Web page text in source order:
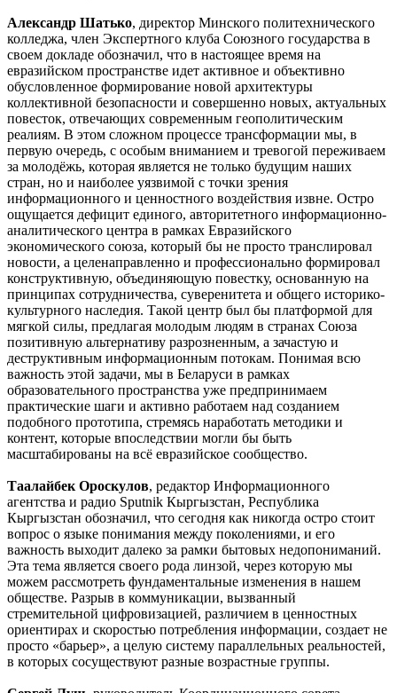
Александр Шатько, директор Минского политехнического
колледжа, член Экспертного клуба Союзного государства в
своем докладе обозначил, что в настоящее время на
евразийском пространстве идет активное и объективно
обусловленное формирование новой архитектуры
коллективной безопасности и совершенно новых, актуальных
повесток, отвечающих современным геополитическим
реалиям. В этом сложном процессе трансформации мы, в
первую очередь, с особым вниманием и тревогой переживаем
за молодёжь, которая является не только будущим наших
стран, но и наиболее уязвимой с точки зрения
информационного и ценностного воздействия извне. Остро
ощущается дефицит единого, авторитетного информационно-
аналитического центра в рамках Евразийского
экономического союза, который бы не просто транслировал
новости, а целенаправленно и профессионально формировал
конструктивную, объединяющую повестку, основанную на
принципах сотрудничества, суверенитета и общего историко-
культурного наследия. Такой центр был бы платформой для
мягкой силы, предлагая молодым людям в странах Союза
позитивную альтернативу разрозненным, а зачастую и
деструктивным информационным потокам. Понимая всю
важность этой задачи, мы в Беларуси в рамках
образовательного пространства уже предпринимаем
практические шаги и активно работаем над созданием
подобного прототипа, стремясь наработать методики и
контент, которые впоследствии могли бы быть
масштабированы на всё евразийское сообщество.
Таалайбек Ороскулов, редактор Информационного
агентства и радио Sputnik Кыргызстан, Республика
Кыргызстан обозначил, что сегодня как никогда остро стоит
вопрос о языке понимания между поколениями, и его
важность выходит далеко за рамки бытовых недопониманий.
Эта тема является своего рода линзой, через которую мы
можем рассмотреть фундаментальные изменения в нашем
обществе. Разрыв в коммуникации, вызванный
стремительной цифровизацией, различием в ценностных
ориентирах и скоростью потребления информации, создает не
просто «барьер», а целую систему параллельных реальностей,
в которых сосуществуют разные возрастные группы.